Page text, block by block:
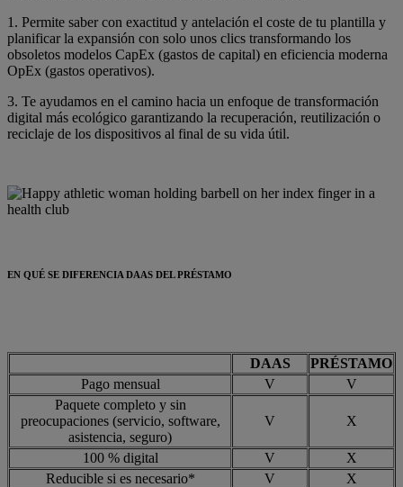
1. Permite saber con exactitud y antelación el coste de tu plantilla y
planificar la expansión con solo unos clics transformando los
obsoletos modelos CapEx (gastos de capital) en eficiencia moderna
OpEx (gastos operativos).
3. Te ayudamos en el camino hacia un enfoque de transformación
digital más ecológico garantizando la recuperación, reutilización o
reciclaje de los dispositivos al final de su vida útil.
EN QUÉ SE DIFERENCIA DAAS DEL PRÉSTAMO
DAAS
PRÉSTAMO
Pago mensual
V
V
Paquete completo y sin
preocupaciones (servicio, software,
asistencia, seguro)
V X
100 % digital V
X
Reducible si es necesario*
V
X